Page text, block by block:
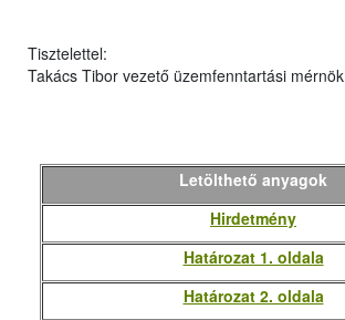
Tisztelettel:
Takács Tibor vezető üzemfenntartási mérnök
Letölthető anyagok
Hirdetmény
Határozat 1. oldala
Határozat 2. oldala